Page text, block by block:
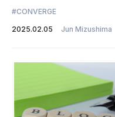
CONVERGE
2025.02.05
Jun Mizushima